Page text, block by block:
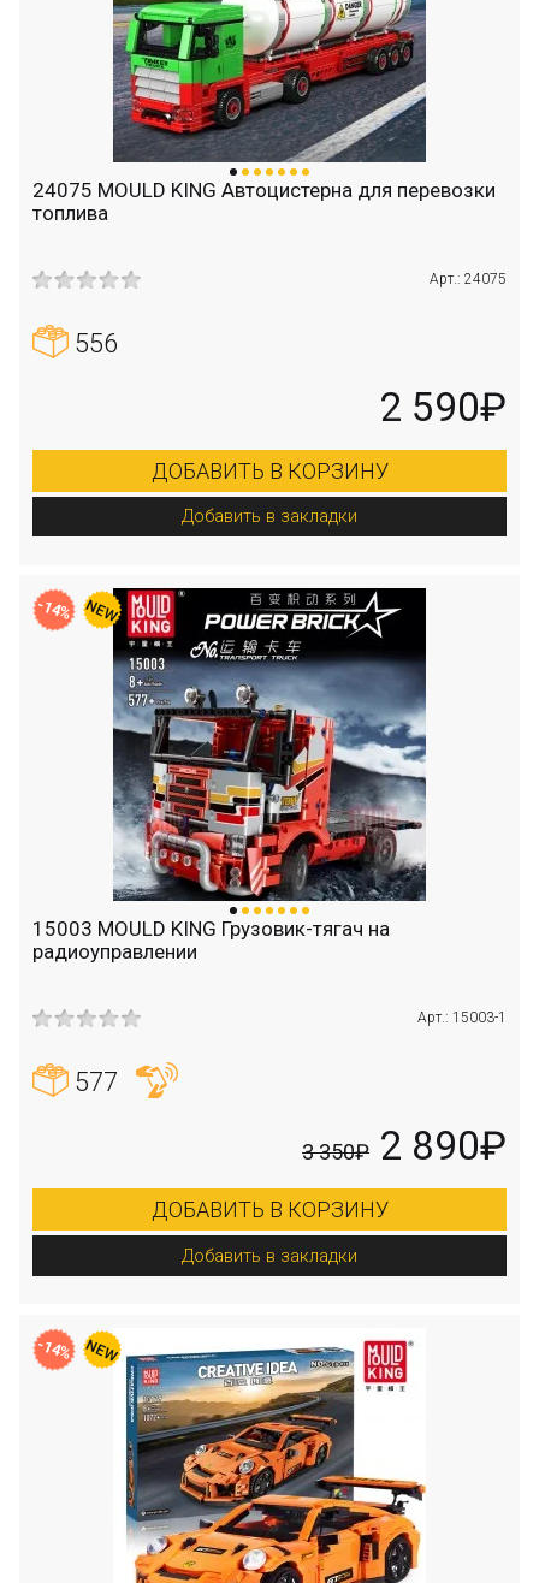
24075 MOULD KING Автоцистерна для перевозки
топлива
Арт.: 24075
556
2 590₽
ДОБАВИТЬ В КОРЗИНУ
Добавить в закладки
15003 MOULD KING Грузовик-тягач на
радиоуправлении
Арт.: 15003-1
577
3 350₽ 2 890₽
ДОБАВИТЬ В КОРЗИНУ
Добавить в закладки
-14%
-14%